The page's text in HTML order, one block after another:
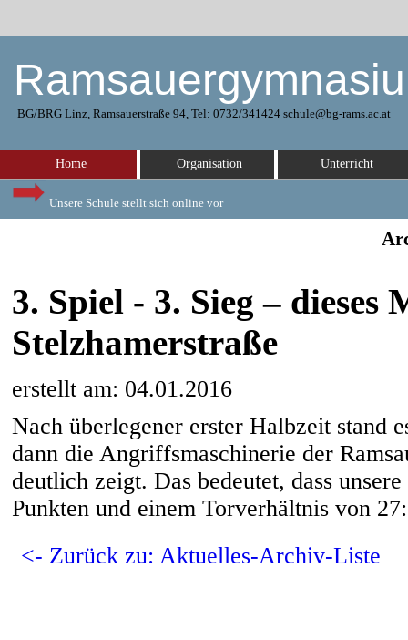
BG/BRG Linz, Ramsauerstraße 94, Tel: 0732/341424 schule@bg-rams.ac.at
Unsere Schule stellt sich online vor
Home Organisation Unterricht
3. Spiel - 3. Sieg – dieses
Stelzhamerstraße
erstellt am: 04.01.2016
Nach überlegener erster Halbzeit stand
dann die Angriffsmaschinerie der
deutlich zeigt. Das bedeutet, dass
Punkten und einem Torverhältnis von
<- Zurück zu: Aktuelles-Archiv-Liste